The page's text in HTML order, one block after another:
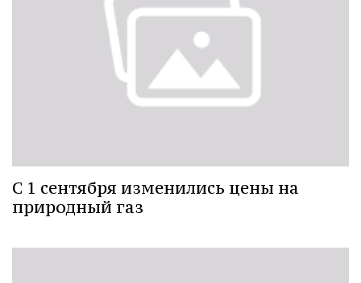
С 1 сентября изменились цены на
природный газ